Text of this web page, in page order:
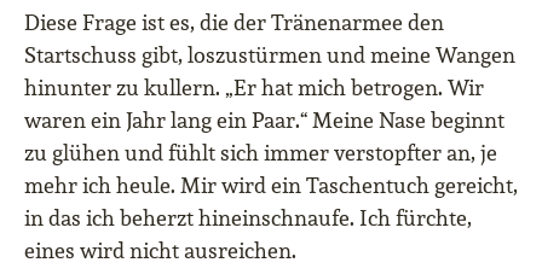
Diese Frage ist es, die der Tränenarmee den
Startschuss gibt, loszustürmen und meine Wangen
hinunter zu kullern. „Er hat mich betrogen. Wir
waren ein Jahr lang ein Paar.“ Meine Nase beginnt
zu glühen und fühlt sich immer verstopfter an, je
mehr ich heule. Mir wird ein Taschentuch gereicht,
in das ich beherzt hineinschnaufe. Ich fürchte,
eines wird nicht ausreichen.